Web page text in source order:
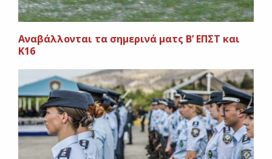
Αναβάλλονται τα σημερινά ματς Β’ ΕΠΣΤ και
Κ16